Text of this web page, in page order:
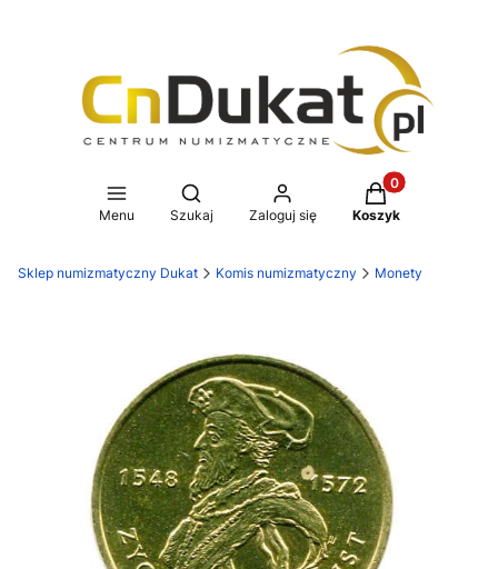
Menu
Otwórz wyszukiwarkę
Szukaj Zaloguj się
Produkty w
Koszyk
Sklep numizmatyczny Dukat Komis numizmatyczny Monety